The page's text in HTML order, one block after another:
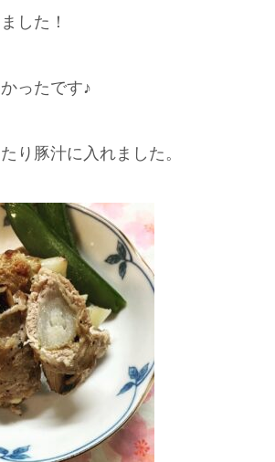
した！
ったです♪
り豚汁に入れました。